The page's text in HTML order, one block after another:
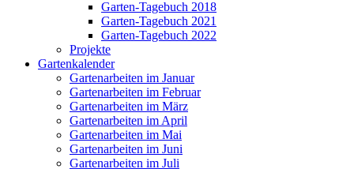
Garten-Tagebuch 2018
Garten-Tagebuch 2021
Garten-Tagebuch 2022
Projekte
Gartenkalender
Gartenarbeiten im Januar
Gartenarbeiten im Februar
Gartenarbeiten im März
Gartenarbeiten im April
Gartenarbeiten im Mai
Gartenarbeiten im Juni
Gartenarbeiten im Juli